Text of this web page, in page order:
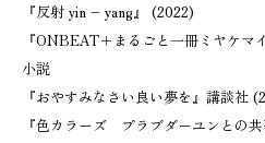
『反射 yin – yang』 (2022)
『ONBEAT＋まるごと一冊ミヤケマ
小説
『おやすみなさい良い夢を』講談
『色カラーズ プラブダーユンとの